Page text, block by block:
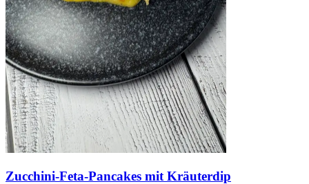
Zucchini-Feta-Pancakes mit Kräuterdip